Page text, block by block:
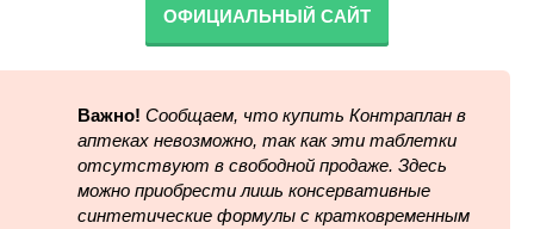
ОФИЦИАЛЬНЫЙ САЙТ
Важно! Сообщаем, что купить Контраплан в
аптеках невозможно, так как эти таблетки
отсутствуют в свободной продаже. Здесь
можно приобрести лишь консервативные
синтетические формулы с кратковременным